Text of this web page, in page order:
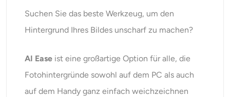
Suchen Sie das beste Werkzeug, um den
Hintergrund Ihres Bildes unscharf zu machen?
AI Ease ist eine großartige Option für alle, die
Fotohintergründe sowohl auf dem PC als auch
auf dem Handy ganz einfach weichzeichnen